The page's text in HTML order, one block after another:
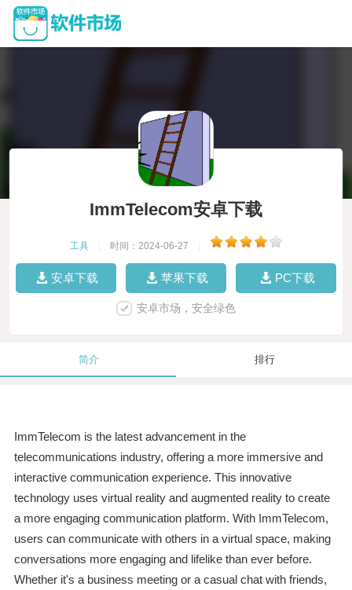
ImmTelecom安卓下载
工具 时间：2024-06-27
安卓下载 苹果下载 PC下载
安卓市场，安全绿色
简介 排行
ImmTelecom is the latest advancement in the
telecommunications industry, offering a more immersive and
interactive communication experience. This innovative
technology uses virtual reality and augmented reality to create
a more engaging communication platform. With ImmTelecom,
users can communicate with others in a virtual space, making
conversations more engaging and lifelike than ever before.
Whether it's a business meeting or a casual chat with friends,